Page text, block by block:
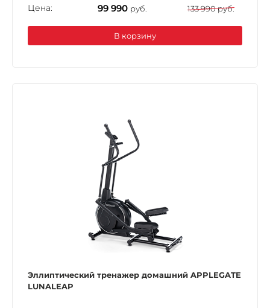
Цена: 99 990 руб. 133 990 руб.
В корзину
Эллиптический тренажер домашний APPLEGATE
LUNALEAP